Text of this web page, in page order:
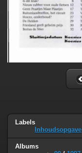
Labels
Inhoudsopgave
Albums